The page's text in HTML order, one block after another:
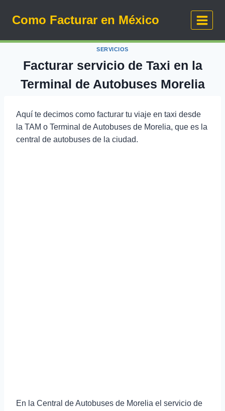
Como Facturar en México
SERVICIOS
Facturar servicio de Taxi en la
Terminal de Autobuses Morelia
Aquí te decimos como facturar tu viaje en taxi desde
la TAM o Terminal de Autobuses de Morelia, que es la
central de autobuses de la ciudad.
En la Central de Autobuses de Morelia el servicio de